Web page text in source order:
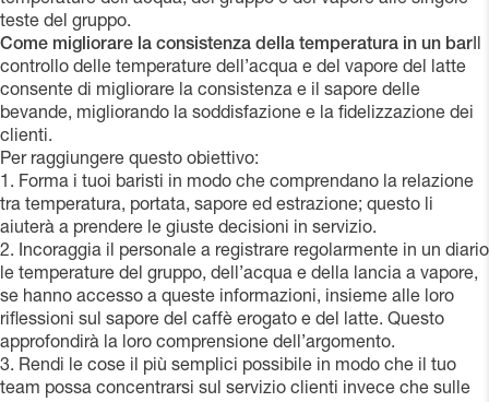
teste del gruppo.
Come migliorare la consistenza della temperatura in un barIl
controllo delle temperature dell’acqua e del vapore del latte
consente di migliorare la consistenza e il sapore delle
bevande, migliorando la soddisfazione e la fidelizzazione dei
clienti.
Per raggiungere questo obiettivo:
1. Forma i tuoi baristi in modo che comprendano la relazione
tra temperatura, portata, sapore ed estrazione; questo li
aiuterà a prendere le giuste decisioni in servizio.
2. Incoraggia il personale a registrare regolarmente in un diario
le temperature del gruppo, dell’acqua e della lancia a vapore,
se hanno accesso a queste informazioni, insieme alle loro
riflessioni sul sapore del caffè erogato e del latte. Questo
approfondirà la loro comprensione dell’argomento.
3. Rendi le cose il più semplici possibile in modo che il tuo
team possa concentrarsi sul servizio clienti invece che sulle